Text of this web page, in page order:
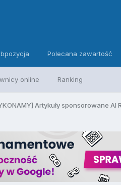
online Ranking
Polecana zawartość
Artykuły sponsorowane